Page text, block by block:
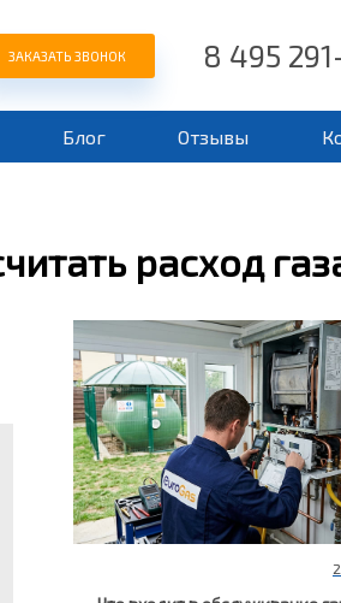
ЗАКАЗАТЬ ЗВОНОК 8 495
Блог Отзывы
расход